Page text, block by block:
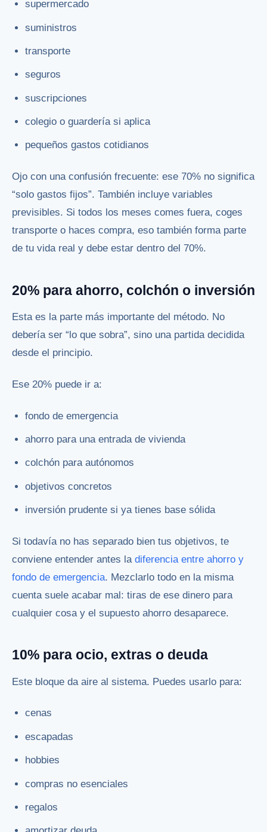
supermercado
suministros
transporte
seguros
suscripciones
colegio o guardería si aplica
pequeños gastos cotidianos
Ojo con una confusión frecuente: ese 70% no significa
“solo gastos fijos”. También incluye variables
previsibles. Si todos los meses comes fuera, coges
transporte o haces compra, eso también forma parte
de tu vida real y debe estar dentro del 70%.
20% para ahorro, colchón o inversión
Esta es la parte más importante del método. No
debería ser “lo que sobra”, sino una partida decidida
desde el principio.
Ese 20% puede ir a:
fondo de emergencia
ahorro para una entrada de vivienda
colchón para autónomos
objetivos concretos
inversión prudente si ya tienes base sólida
Si todavía no has separado bien tus objetivos, te
conviene entender antes la diferencia entre ahorro y
fondo de emergencia. Mezclarlo todo en la misma
cuenta suele acabar mal: tiras de ese dinero para
cualquier cosa y el supuesto ahorro desaparece.
10% para ocio, extras o deuda
Este bloque da aire al sistema. Puedes usarlo para:
cenas
escapadas
hobbies
compras no esenciales
regalos